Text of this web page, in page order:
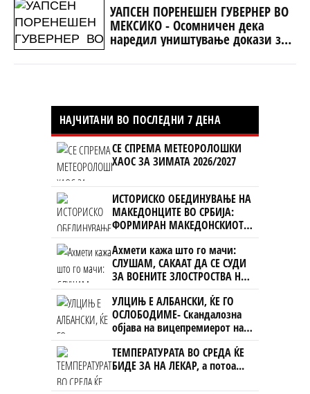
УАПСЕН ПОРЕНЕШЕН ГУВЕРНЕР ВО
МЕКСИКО - Осомничен дека
наредил уништување докази за
НАЈЧИТАНИ ВО ПОСЛЕДНИ 7 ДЕНА
СЕ СПРЕМА МЕТЕОРОЛОШКИ
ХАОС ЗА ЗИМАТА 2026/2027
ИСТОРИСКО ОБЕДИНУВАЊЕ НА
МАКЕДОНЦИТЕ ВО СРБИЈА:
ФОРМИРАН МАКЕДОНСКИОТ
НАЦИОНАЛЕН СОЈУЗ
Ахмети кажа што го мачи:
СЛУШАМ, САКААТ ДА СЕ СУДИ
ЗА ВОЕНИТЕ ЗЛОСТРОСТВА НА
УЧК...
УЛЦИЊ Е АЛБАНСКИ, ЌЕ ГО
ОСЛОБОДИМЕ- Скандалозна
објава на вицепремиерот на
Црна Гора
ТЕМПЕРАТУРАТА ВО СРЕДА ЌЕ
БИДЕ ЗА НА ЛЕКАР, а потоа...